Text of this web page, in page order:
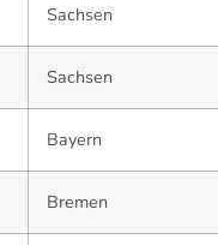
Sachsen
Sachsen
Bayern
Bremen